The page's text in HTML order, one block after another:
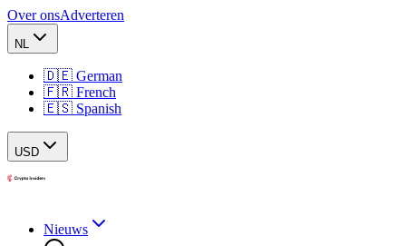
Over onsAdverteren
NL
🇩🇪 German
🇫🇷 French
🇪🇸 Spanish
USD
Nieuws